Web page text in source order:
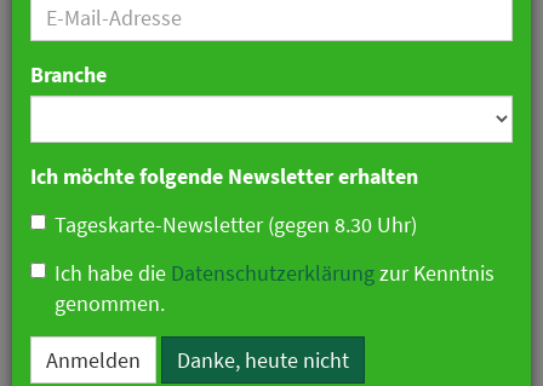
Branche
Ich möchte folgende Newsletter erhalten
Tageskarte-Newsletter (gegen 8.30 Uhr)
Ich habe die Datenschutzerklärungzur Kenntnis
genommen.
Anmelden Danke, heute nicht